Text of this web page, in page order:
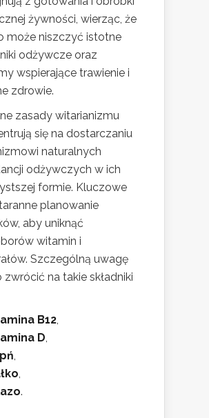
żywności, wierząc, że
może niszczyć istotne
odżywcze oraz
wspierające trawienie i
zdrowie.
zasady witarianizmu
się na dostarczaniu
naturalnych
odżywczych w ich
formie. Kluczowe
planowanie
aby uniknąć
witamin i
Szczególną uwagę
zwrócić na takie składniki
B12,
D,
,
,
.